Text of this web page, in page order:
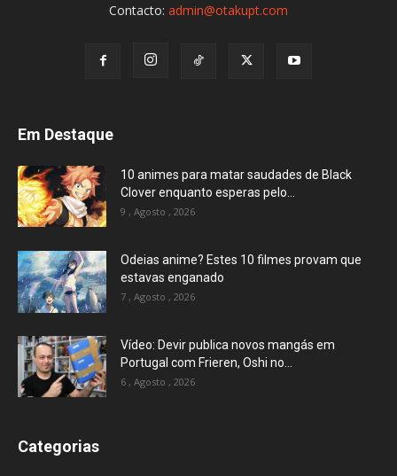
Contacto: admin@otakupt.com
Em Destaque
10 animes para matar saudades de Black
Clover enquanto esperas pelo...
9 , Agosto , 2026
Odeias anime? Estes 10 filmes provam que
estavas enganado
7 , Agosto , 2026
Vídeo: Devir publica novos mangás em
Portugal com Frieren, Oshi no...
6 , Agosto , 2026
Categorias